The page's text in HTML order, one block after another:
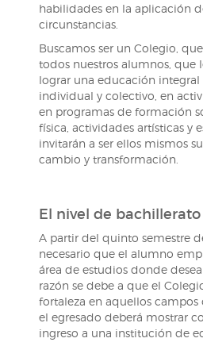
habilidades en la aplicación
circunstancias.
Buscamos ser un Colegio,
todos nuestros alumnos, que
lograr una educación integral
individual y colectivo, en
en programas de formación
física, actividades artísticas y
invitarán a ser ellos mismos
cambio y transformación.
El nivel de bachillerato
A partir del quinto semestre
necesario que el alumno
área de estudios donde desea
razón se debe a que el
fortaleza en aquellos
el egresado deberá mostrar
ingreso a una institución de